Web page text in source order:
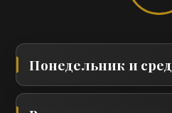
Понедельник и